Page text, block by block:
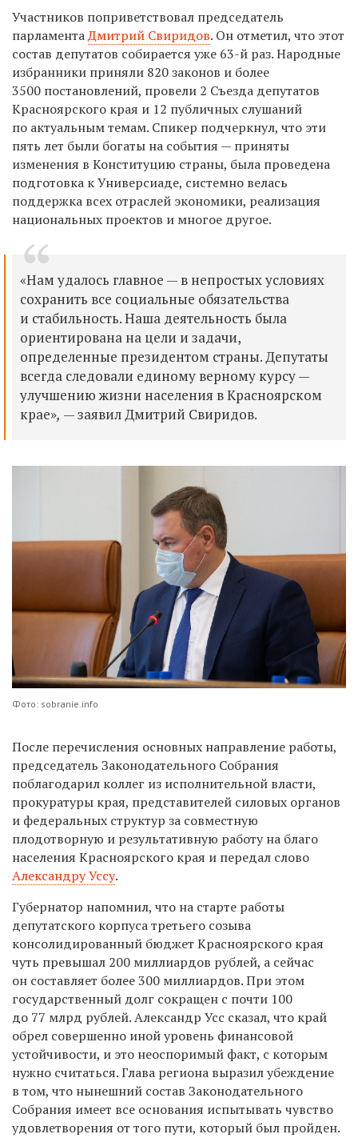
Участников поприветствовал председатель
парламентаДмитрий Свиридов. Он отметил, что этот
состав депутатов собирается уже 63-й раз. Народные
избранники приняли 820 законов и более
3500 постановлений, провели 2 Съезда депутатов
Красноярского края и 12 публичных слушаний
по актуальным темам. Спикер подчеркнул, что эти
пять лет были богаты на события — приняты
изменения в Конституцию страны, была проведена
подготовка к Универсиаде, системно велась
поддержка всех отраслей экономики, реализация
национальных проектов и многое другое.
«Нам удалось главное — в непростых условиях
сохранить все социальные обязательства
и стабильность. Наша деятельность была
ориентирована на цели и задачи,
определенные президентом страны. Депутаты
всегда следовали единому верному курсу —
улучшению жизни населения в Красноярском
крае», — заявил Дмитрий Свиридов.
Фото: sobranie.info
После перечисления основных направление работы,
председатель Законодательного Собрания
поблагодарил коллег из исполнительной власти,
прокуратуры края, представителей силовых органов
и федеральных структур за совместную
плодотворную и результативную работу на благо
населения Красноярского края и передал слово
Александру Уссу.
Губернатор напомнил, что на старте работы
депутатского корпуса третьего созыва
консолидированный бюджет Красноярского края
чуть превышал 200 миллиардов рублей, а сейчас
он составляет более 300 миллиардов. При этом
государственный долг сокращен с почти 100
до 77 млрд рублей. Александр Усс сказал, что край
обрел совершенно иной уровень финансовой
устойчивости, и это неоспоримый факт, с которым
нужно считаться. Глава региона выразил убеждение
в том, что нынешний состав Законодательного
Собрания имеет все основания испытывать чувство
удовлетворения от того пути, который был пройден.